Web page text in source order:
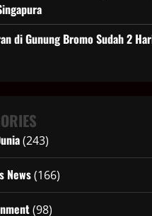
di Gunung Bromo Sudah 2
(243)
News(166)
(98)